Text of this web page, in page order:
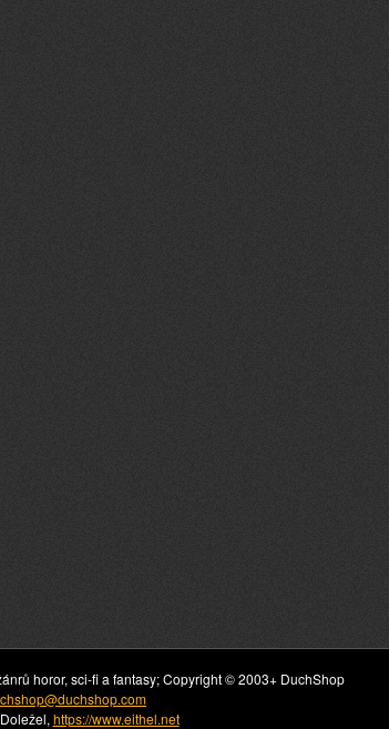
horor, sci-fi a fantasy; Copyright © 2003+ DuchShop
https://www.eithel.net